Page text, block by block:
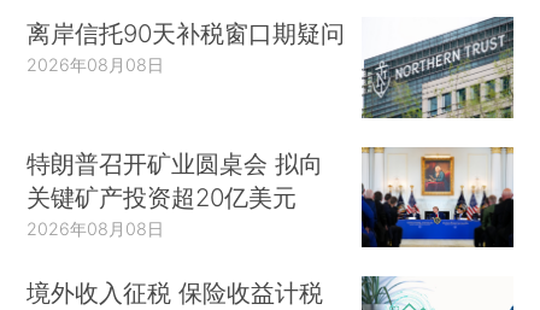
离岸信托90天补税窗口期疑问
2026年08月08日
特朗普召开矿业圆桌会 拟向
关键矿产投资超20亿美元
2026年08月08日
境外收入征税 保险收益计税